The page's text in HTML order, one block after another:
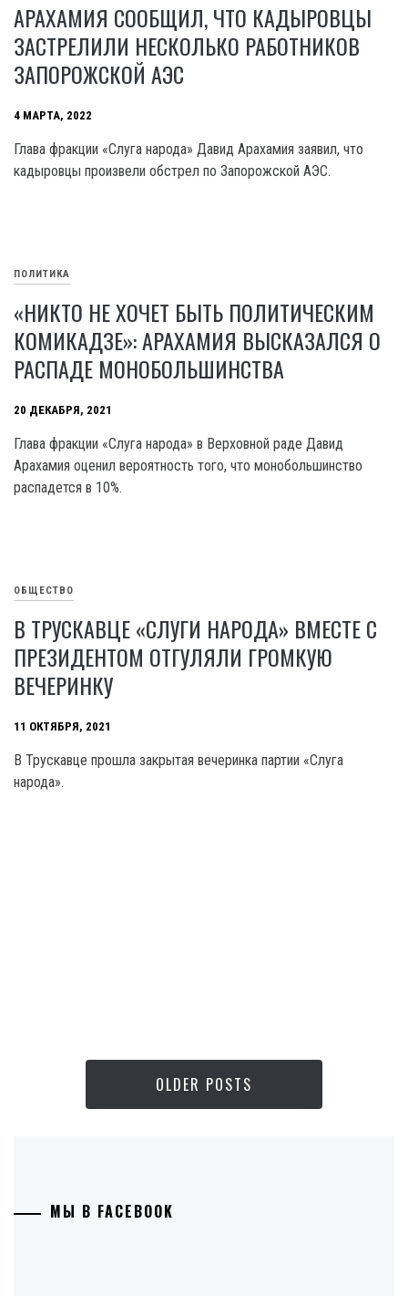
АРАХАМИЯ СООБЩИЛ, ЧТО КАДЫРОВЦЫ
ЗАСТРЕЛИЛИ НЕСКОЛЬКО РАБОТНИКОВ
ЗАПОРОЖСКОЙ АЭС
4 МАРТА, 2022
Глава фракции «Слуга народа» Давид Арахамия заявил, что
кадыровцы произвели обстрел по Запорожской АЭС.
ПОЛИТИКА
«НИКТО НЕ ХОЧЕТ БЫТЬ ПОЛИТИЧЕСКИМ
КОМИКАДЗЕ»: АРАХАМИЯ ВЫСКАЗАЛСЯ О
РАСПАДЕ МОНОБОЛЬШИНСТВА
20 ДЕКАБРЯ, 2021
Глава фракции «Слуга народа» в Верховной раде Давид
Арахамия оценил вероятность того, что монобольшинство
распадется в 10%.
ОБЩЕСТВО
В ТРУСКАВЦЕ «СЛУГИ НАРОДА» ВМЕСТЕ С
ПРЕЗИДЕНТОМ ОТГУЛЯЛИ ГРОМКУЮ
ВЕЧЕРИНКУ
11 ОКТЯБРЯ, 2021
В Трускавце прошла закрытая вечеринка партии «Слуга
народа».
OLDER POSTS
МЫ В FACEBOOK